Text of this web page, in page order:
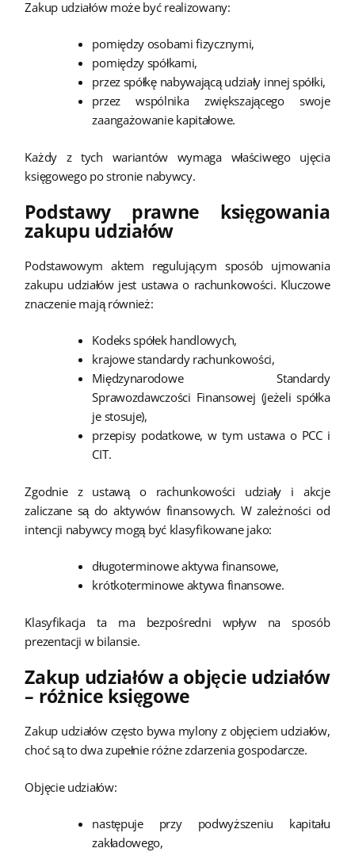
Zakup udziałów może być realizowany:
pomiędzy osobami fizycznymi,
pomiędzy spółkami,
przez spółkę nabywającą udziały innej spółki,
przez wspólnika zwiększającego swoje
zaangażowanie kapitałowe.
Każdy z tych wariantów wymaga właściwego ujęcia
księgowego po stronie nabywcy.
Podstawy prawne księgowania
zakupu udziałów
Podstawowym aktem regulującym sposób ujmowania
zakupu udziałów jest ustawa o rachunkowości. Kluczowe
znaczenie mają również:
Kodeks spółek handlowych,
krajowe standardy rachunkowości,
Międzynarodowe Standardy
Sprawozdawczości Finansowej (jeżeli spółka
je stosuje),
przepisy podatkowe, w tym ustawa o PCC i
CIT.
Zgodnie z ustawą o rachunkowości udziały i akcje
zaliczane są do aktywów finansowych. W zależności od
intencji nabywcy mogą być klasyfikowane jako:
długoterminowe aktywa finansowe,
krótkoterminowe aktywa finansowe.
Klasyfikacja ta ma bezpośredni wpływ na sposób
prezentacji w bilansie.
Zakup udziałów a objęcie udziałów
– różnice księgowe
Zakup udziałów często bywa mylony z objęciem udziałów,
choć są to dwa zupełnie różne zdarzenia gospodarcze.
Objęcie udziałów:
następuje przy podwyższeniu kapitału
zakładowego,